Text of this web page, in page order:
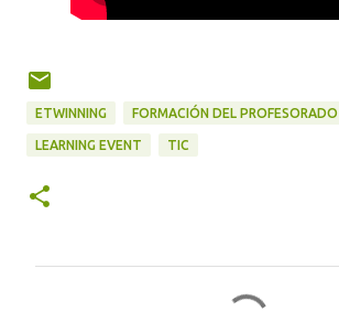
ETWINNING FORMACIÓN DEL PROFESORADO
LEARNING EVENT TIC